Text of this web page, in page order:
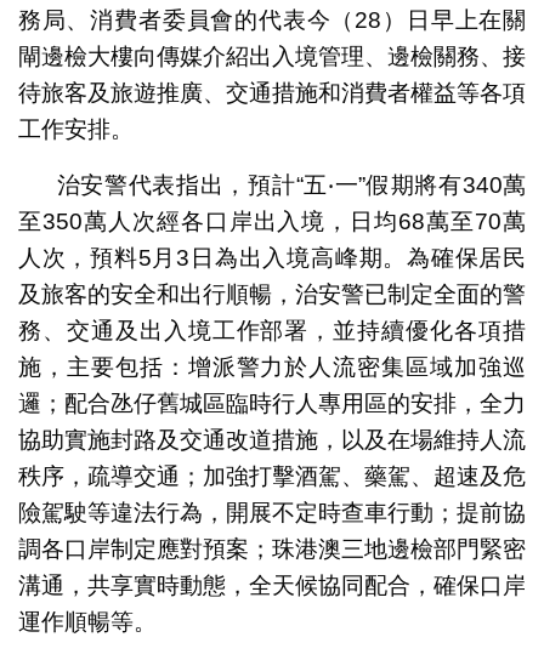
務局、消費者委員會的代表今（28）日早上在關
閘邊檢大樓向傳媒介紹出入境管理、邊檢關務、接
待旅客及旅遊推廣、交通措施和消費者權益等各項
工作安排。
治安警代表指出，預計“五‧一”假期將有340萬
至350萬人次經各口岸出入境，日均68萬至70萬
人次，預料5月3日為出入境高峰期。為確保居民
及旅客的安全和出行順暢，治安警已制定全面的警
務、交通及出入境工作部署，並持續優化各項措
施，主要包括：增派警力於人流密集區域加強巡
邏；配合氹仔舊城區臨時行人專用區的安排，全力
協助實施封路及交通改道措施，以及在場維持人流
秩序，疏導交通；加強打擊酒駕、藥駕、超速及危
險駕駛等違法行為，開展不定時查車行動；提前協
調各口岸制定應對預案；珠港澳三地邊檢部門緊密
溝通，共享實時動態，全天候協同配合，確保口岸
運作順暢等。